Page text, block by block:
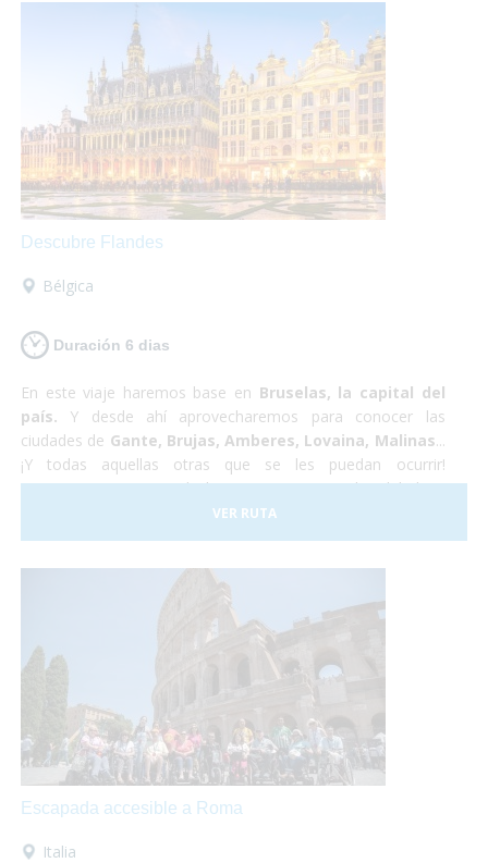
conocer Washington
en un día. ¡Es una ciudad a la que
podrás viajar en cualquier época del año y seguro que no te
arrepentirás!
Descubre Flandes
Bélgica
Duración 6 dias
En este viaje haremos base en Bruselas, la capital del
país. Y desde ahí aprovecharemos para conocer las
ciudades de Gante, Brujas, Amberes, Lovaina, Malinas...
¡Y todas aquellas otras que se les puedan ocurrir!
Proponemos pasar toda la estancia en Bruselas debido a
excelentementeadaptados
comunicación con el resto del país entransporte publico
VER RUTA
Escapada accesible a Roma
Italia